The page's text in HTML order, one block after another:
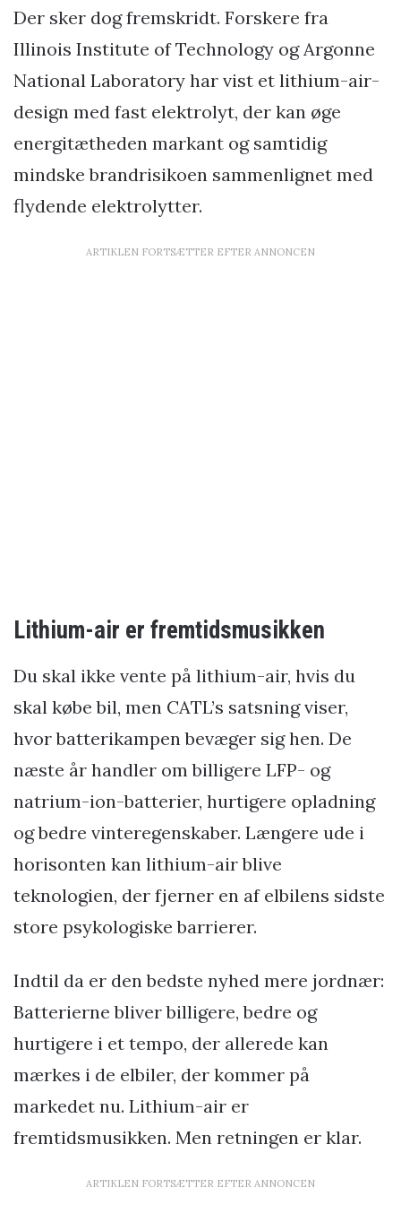
Der sker dog fremskridt. Forskere fra
Illinois Institute of Technology og Argonne
National Laboratory har vist et lithium-air-
design med fast elektrolyt, der kan øge
energitætheden markant og samtidig
mindske brandrisikoen sammenlignet med
flydende elektrolytter.
ARTIKLEN FORTSÆTTER EFTER ANNONCEN
Lithium-air er fremtidsmusikken
Du skal ikke vente på lithium-air, hvis du
skal købe bil, men CATL’s satsning viser,
hvor batterikampen bevæger sig hen. De
næste år handler om billigere LFP- og
natrium-ion-batterier, hurtigere opladning
og bedre vinteregenskaber. Længere ude i
horisonten kan lithium-air blive
teknologien, der fjerner en af elbilens sidste
store psykologiske barrierer.
Indtil da er den bedste nyhed mere jordnær:
Batterierne bliver billigere, bedre og
hurtigere i et tempo, der allerede kan
mærkes i de elbiler, der kommer på
markedet nu. Lithium-air er
fremtidsmusikken. Men retningen er klar.
ARTIKLEN FORTSÆTTER EFTER ANNONCEN